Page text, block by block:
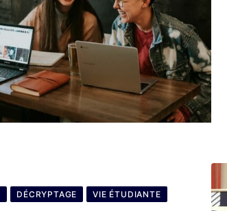
DÉCRYPTAGE VIE ÉTUDIANTE